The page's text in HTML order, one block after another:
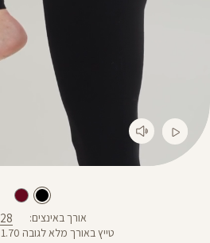
אורך באינצים 28
טייץ באורך מלא לגובה 1.70 מטר ומעלה